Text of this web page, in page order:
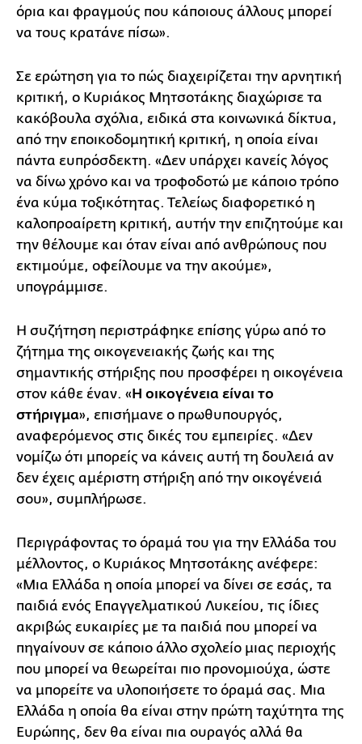
όρια και φραγμούς που κάποιους άλλους μπορεί
να τους κρατάνε πίσω».
Σε ερώτηση για το πώς διαχειρίζεται την αρνητική
κριτική, ο Κυριάκος Μητσοτάκης διαχώρισε τα
κακόβουλα σχόλια, ειδικά στα κοινωνικά δίκτυα,
από την εποικοδομητική κριτική, η οποία είναι
πάντα ευπρόσδεκτη. «Δεν υπάρχει κανείς λόγος
να δίνω χρόνο και να τροφοδοτώ με κάποιο τρόπο
ένα κύμα τοξικότητας. Τελείως διαφορετικό η
καλοπροαίρετη κριτική, αυτήν την επιζητούμε και
την θέλουμε και όταν είναι από ανθρώπους που
εκτιμούμε, οφείλουμε να την ακούμε»,
υπογράμμισε.
Η συζήτηση περιστράφηκε επίσης γύρω από το
ζήτημα της οικογενειακής ζωής και της
σημαντικής στήριξης που προσφέρει η οικογένεια
στον κάθε έναν. «Η οικογένεια είναι το
στήριγμα», επισήμανε ο πρωθυπουργός,
αναφερόμενος στις δικές του εμπειρίες. «Δεν
νομίζω ότι μπορείς να κάνεις αυτή τη δουλειά αν
δεν έχεις αμέριστη στήριξη από την οικογένειά
σου», συμπλήρωσε.
Περιγράφοντας το όραμά του για την Ελλάδα του
μέλλοντος, ο Κυριάκος Μητσοτάκης ανέφερε:
«Μια Ελλάδα η οποία μπορεί να δίνει σε εσάς, τα
παιδιά ενός Επαγγελματικού Λυκείου, τις ίδιες
ακριβώς ευκαιρίες με τα παιδιά που μπορεί να
πηγαίνουν σε κάποιο άλλο σχολείο μιας περιοχής
που μπορεί να θεωρείται πιο προνομιούχα, ώστε
να μπορείτε να υλοποιήσετε το όραμά σας. Μια
Ελλάδα η οποία θα είναι στην πρώτη ταχύτητα της
Ευρώπης, δεν θα είναι πια ουραγός αλλά θα